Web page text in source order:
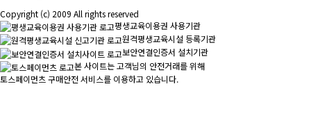
Copyright (c) 2009 All rights reserved
평생교육이용권 사용기관
원격평생교육시설 등록기관
보안연결인증서 설치기관
본 사이트는 고객님의 안전거래를 위해
토스페이먼츠 구매안전 서비스를 이용하고 있습니다.